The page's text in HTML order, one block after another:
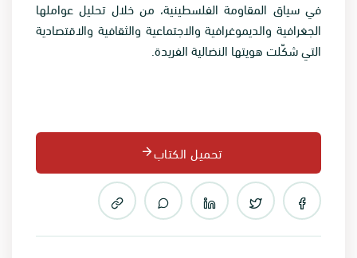
في سياق المقاومة الفلسطينية، من خلال تحليل عواملها
الجغرافية والديموغرافية والاجتماعية والثقافية والاقتصادية
التي شكّلت هويتها النضالية الفريدة.
تحميل الكتاب